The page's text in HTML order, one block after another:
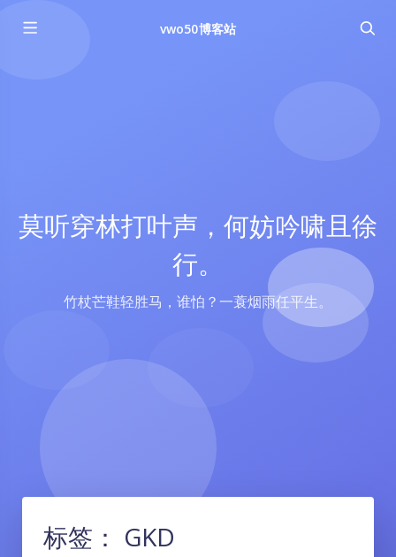
vwo50博客站
莫听穿林打叶声，何妨吟啸且徐
行。
竹杖芒鞋轻胜马，谁怕？一蓑烟雨任平生。
标签： GKD